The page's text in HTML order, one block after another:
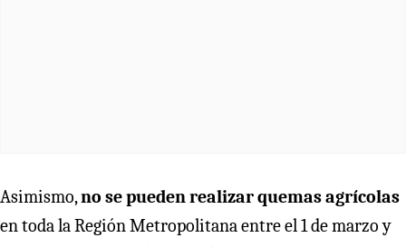
Asimismo,no se pueden realizar quemas agrícolas
en toda la Región Metropolitana entre el 1 de marzo y